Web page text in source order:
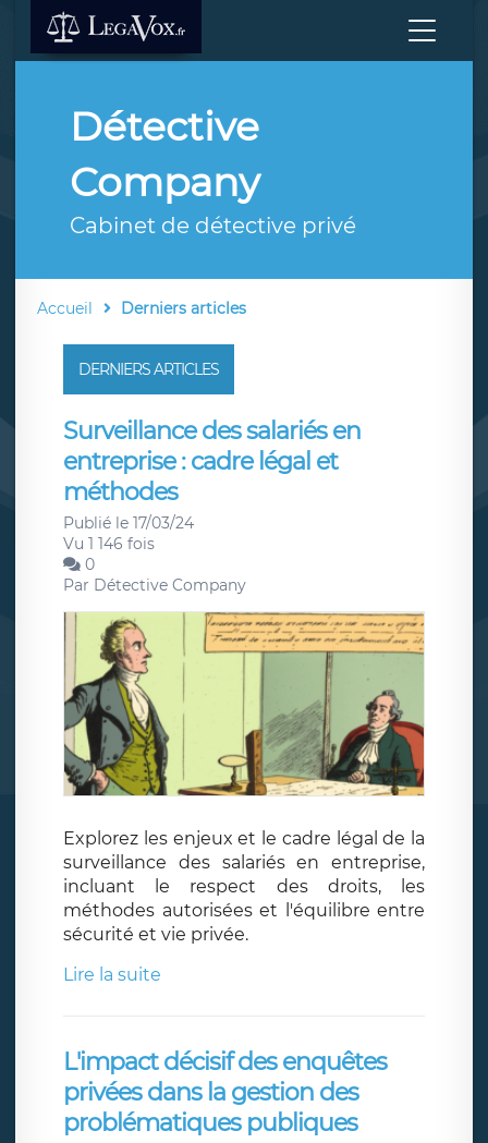
Détective
Company
Cabinet de détective privé
Accueil Derniers articles
DERNIERS ARTICLES
Surveillance des salariés en
entreprise : cadre légal et
méthodes
Publié le 17/03/24
Vu 1 146 fois
0
Par Détective Company
Explorez les enjeux et le cadre légal de la
surveillance des salariés en entreprise,
incluant le respect des droits, les
méthodes autorisées et l'équilibre entre
sécurité et vie privée.
Lire la suite
L'impact décisif des enquêtes
privées dans la gestion des
problématiques publiques